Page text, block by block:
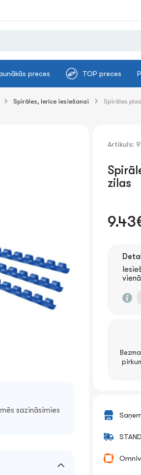
preces TOP preces
Spirāles, Ierīce iesiešanai Spirāles
sazināsimies
Artikuls:
zilas